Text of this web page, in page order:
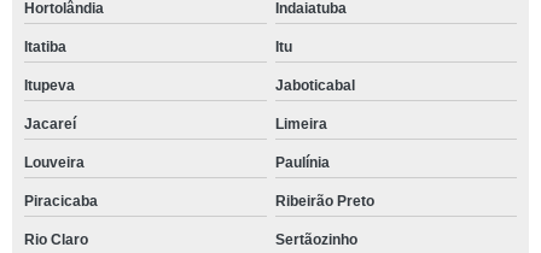
Hortolândia Indaiatuba
Itatiba Itu
Itupeva Jaboticabal
Jacareí Limeira
Louveira Paulínia
Piracicaba Ribeirão Preto
Rio Claro Sertãozinho